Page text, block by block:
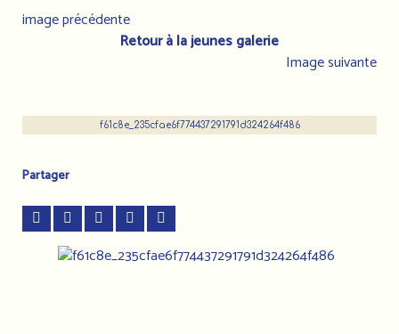
image précédente
Retour à la jeunes galerie
Image suivante
f61c8e_235cfae6f774437291791d324264f486
Partager